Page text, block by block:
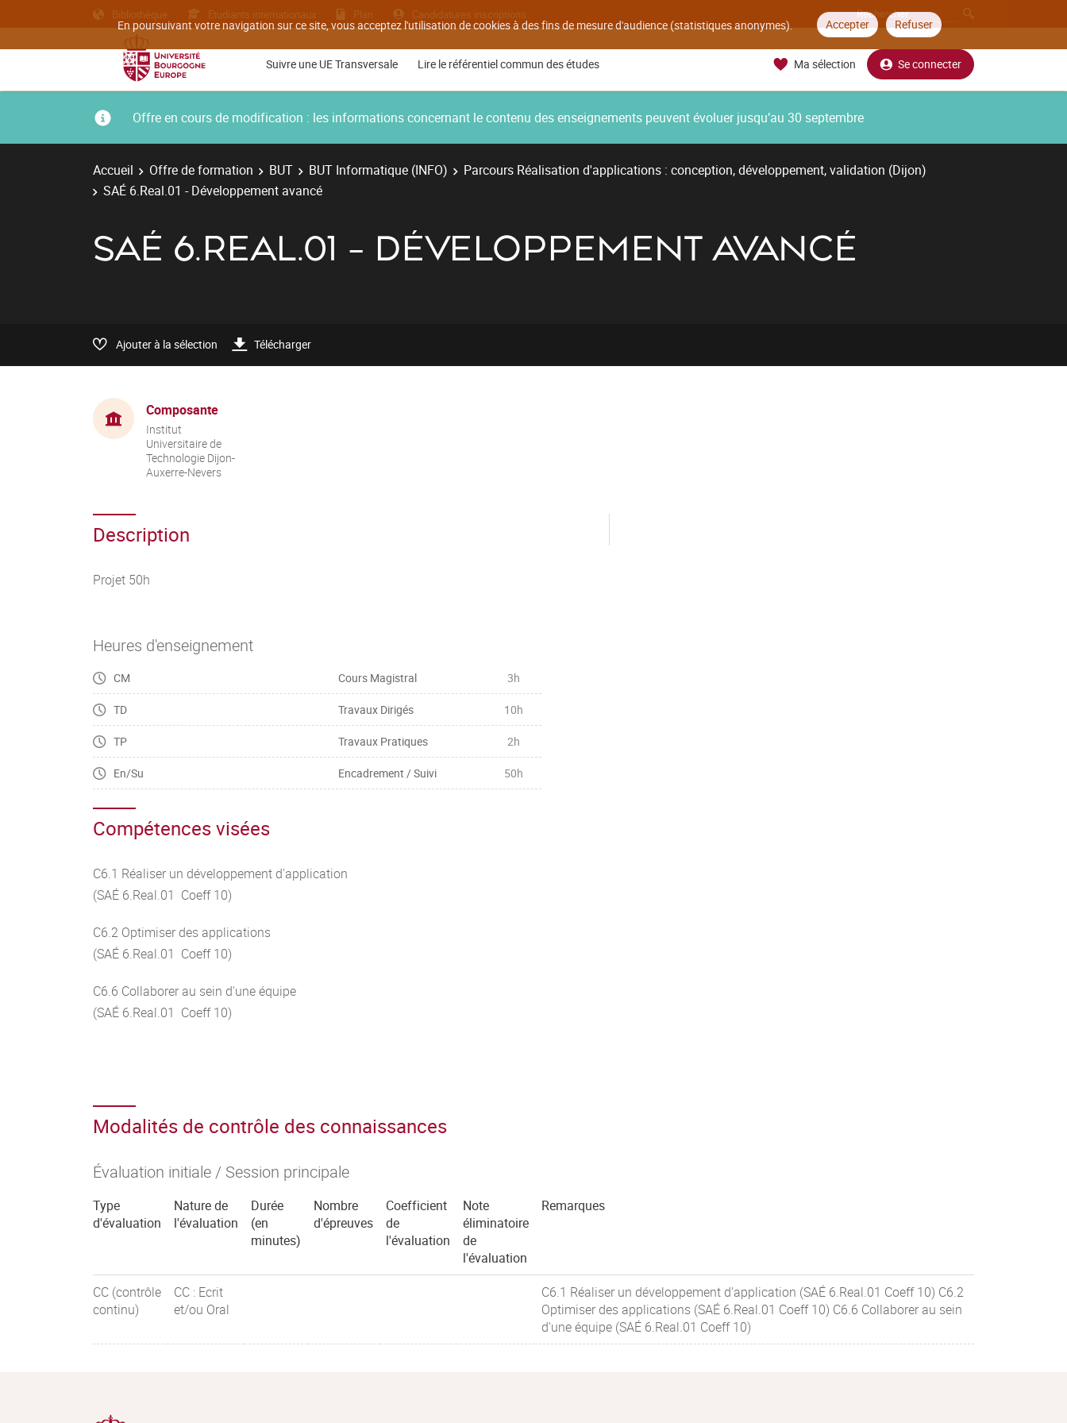
En poursuivant votre navigation sur ce site, vous acceptez l'utilisation de cookies à des fins de mesure d'audience (statistiques anonymes). Accepter Refuser
Bibliothèque Etudiants internationaux Plan Candidatures inscriptions
Suivre une UE Transversale Lire le référentiel commun des études Ma sélection Se connecter
Offre en cours de modification : les informations concernant le contenu des enseignements peuvent évoluer jusqu’au 30 septembre
Accueil Offre de formation BUT BUT Informatique (INFO)
Parcours Réalisation d'applications : conception, développement, validation (Dijon)
SAÉ 6.Real.01 - Développement avancé
SAÉ 6.REAL.01 - DÉVELOPPEMENT AVANCÉ
Ajouter à la sélection Télécharger
Composante
Institut
Universitaire de
Technologie Dijon-
Auxerre-Nevers
Description
Projet 50h
Heures d'enseignement
CM Cours Magistral 3h
TD Travaux Dirigés 10h
TP Travaux Pratiques 2h
En/Su Encadrement / Suivi 50h
Compétences visées
C6.1 Réaliser un développement d'application
(SAÉ 6.Real.01 Coeff 10)
C6.2 Optimiser des applications
(SAÉ 6.Real.01 Coeff 10)
C6.6 Collaborer au sein d'une équipe
(SAÉ 6.Real.01 Coeff 10)
Modalités de contrôle des connaissances
Évaluation initiale / Session principale
Type
d'évaluation
Nature de
l'évaluation
Durée
(en
minutes)
Nombre
d'épreuves
Coefficient
de
l'évaluation
Note
éliminatoire
de
l'évaluation
Remarques
CC (contrôle
continu)
CC : Ecrit
et/ou Oral
C6.1 Réaliser un développement d'application (SAÉ 6.Real.01 Coeff 10) C6.2
Optimiser des applications (SAÉ 6.Real.01 Coeff 10) C6.6 Collaborer au sein
d'une équipe (SAÉ 6.Real.01 Coeff 10)